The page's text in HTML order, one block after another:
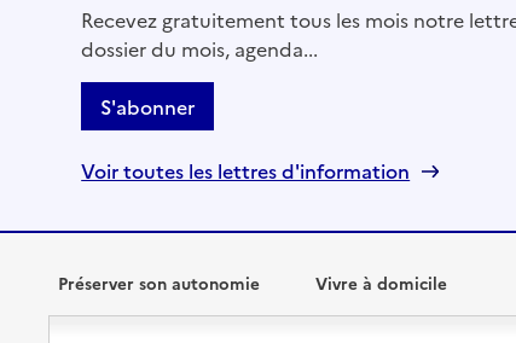
Recevez gratuitement tous les mois notre
dossier du mois, agenda...
S'abonner
Voir toutes les lettres d'information
Préserver son autonomie Vivre à domicile